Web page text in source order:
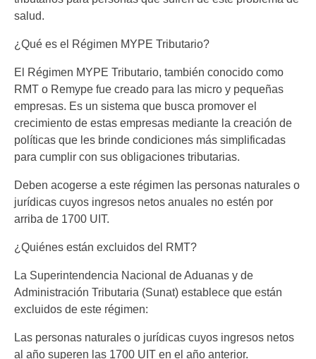
salud.
¿Qué es el Régimen MYPE Tributario?
El Régimen MYPE Tributario, también conocido como
RMT o Remype fue creado para las micro y pequeñas
empresas. Es un sistema que busca promover el
crecimiento de estas empresas mediante la creación de
políticas que les brinde condiciones más simplificadas
para cumplir con sus obligaciones tributarias.
Deben acogerse a este régimen las personas naturales o
jurídicas cuyos ingresos netos anuales no estén por
arriba de 1700 UIT.
¿Quiénes están excluidos del RMT?
La Superintendencia Nacional de Aduanas y de
Administración Tributaria (Sunat) establece que están
excluidos de este régimen:
Las personas naturales o jurídicas cuyos ingresos netos
al año superen las 1700 UIT en el año anterior.